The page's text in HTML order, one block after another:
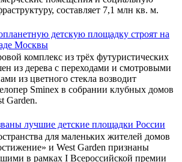
составляет 7,1 млн кв. м.
детскую площадку строят на
Москвы
комплекс из трёх футуристических
из дерева с переходами и смотровыми
из цветного стекла возводит
Sminex в собрании клубных домов
Garden.
лучшие детские площадки России
для маленьких жителей домов
и West Garden признаны
в рамках I Всероссийской премии